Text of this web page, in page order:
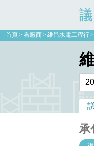
議
首頁 看廠商 維昌水電工程行
承